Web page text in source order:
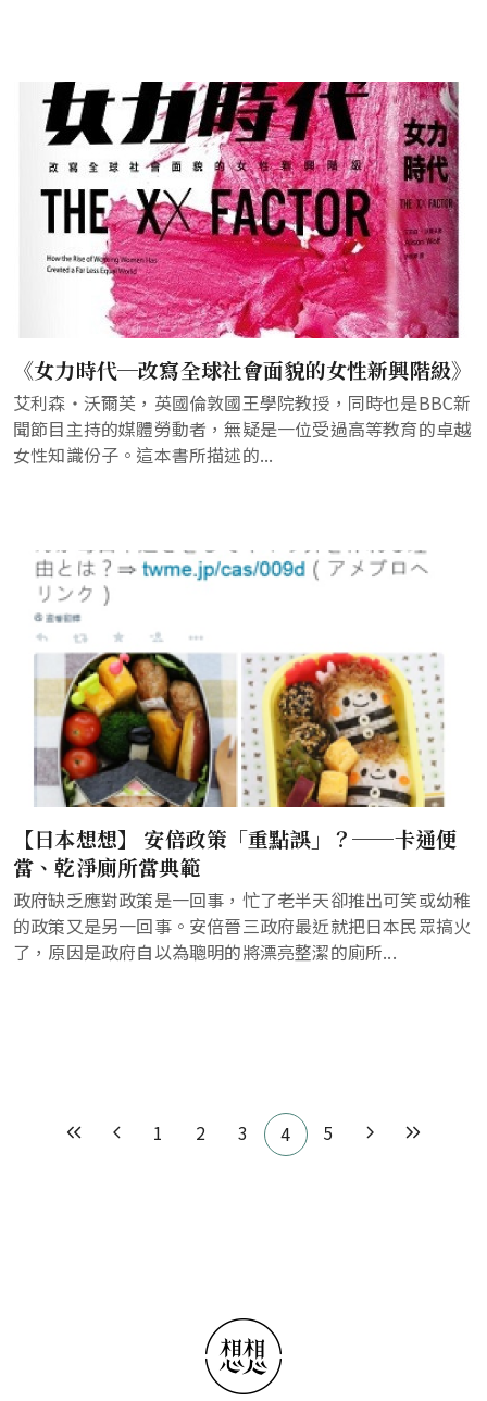
《女力時代─改寫全球社會面貌的女性新興階級》
艾利森‧沃爾芙，英國倫敦國王學院教授，同時也是BBC新
聞節目主持的媒體勞動者，無疑是一位受過高等教育的卓越
女性知識份子。這本書所描述的...
【日本想想】 安倍政策「重點誤」？──卡通便
當、乾淨廁所當典範
政府缺乏應對政策是一回事，忙了老半天卻推出可笑或幼稚
的政策又是另一回事。安倍晉三政府最近就把日本民眾搞火
了，原因是政府自以為聰明的將漂亮整潔的廁所...
Pagination 1 2 3 4 5